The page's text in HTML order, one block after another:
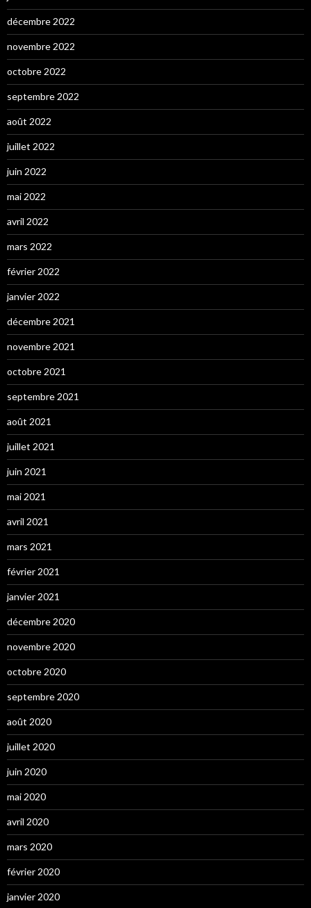
décembre 2022
novembre 2022
octobre 2022
septembre 2022
août 2022
juillet 2022
juin 2022
mai 2022
avril 2022
mars 2022
février 2022
janvier 2022
décembre 2021
novembre 2021
octobre 2021
septembre 2021
août 2021
juillet 2021
juin 2021
mai 2021
avril 2021
mars 2021
février 2021
janvier 2021
décembre 2020
novembre 2020
octobre 2020
septembre 2020
août 2020
juillet 2020
juin 2020
mai 2020
avril 2020
mars 2020
février 2020
janvier 2020